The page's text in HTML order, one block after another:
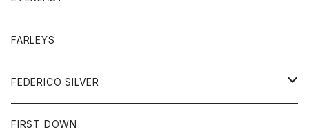
シャツ
セーター
ボトム
ショートパンツ
パンツ
レディース
コート
トップス
ジャケット
スエットシャツ
ボトム
スエットパンツ
グッズ
FARLEYS
FEDERICO SILVER
アクセサリー
FIRST DOWN